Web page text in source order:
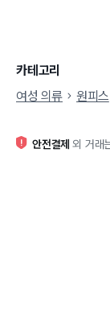
카테고리
여성 의류
원피스
안전결제 외 거래